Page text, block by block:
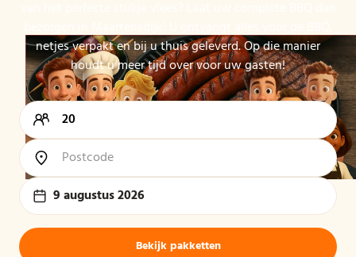
netjes verpakt en bij u thuis geleverd. Op die manier
houdt u meer tijd over voor uw gasten!
9 augustus 2026
Bekijk pakketten